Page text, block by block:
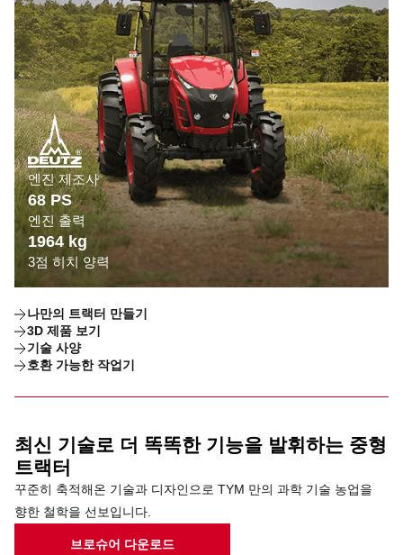
엔진 제조사
68 PS
엔진 출력
1964 kg
3점 히치 양력
나만의 트랙터 만들기
3D 제품 보기
기술 사양
호환 가능한 작업기
최신 기술로 더 똑똑한 기능을 발휘하는 중형
트랙터
꾸준히 축적해온 기술과 디자인으로 TYM 만의 과학 기술 농업을
향한 철학을 선보입니다.
브로슈어 다운로드